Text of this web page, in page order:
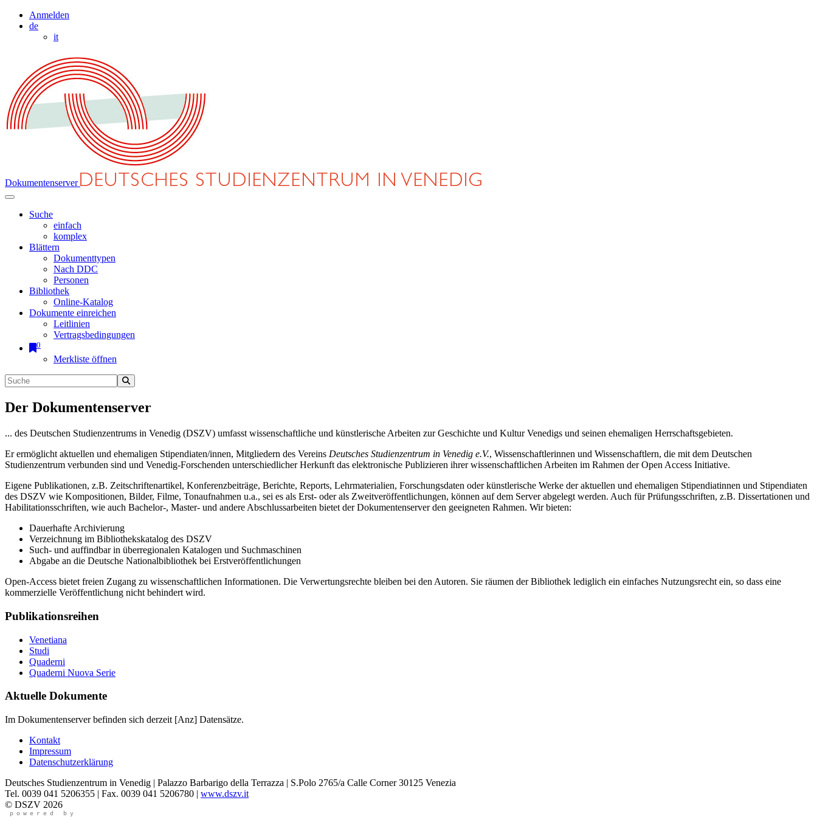
Anmelden
de
it
Dokumentenserver
Suche
einfach
komplex
Blättern
Dokumenttypen
Nach DDC
Personen
Bibliothek
Online-Katalog
Dokumente einreichen
Leitlinien
Vertragsbedingungen
0
Merkliste öffnen
Der Dokumentenserver
... des Deutschen Studienzentrums in Venedig (DSZV) umfasst wissenschaftliche und künstlerische Arbeiten zur Geschichte und Kultur Venedigs und seinen ehemaligen Herrschaftsgebieten.
Er ermöglicht aktuellen und ehemaligen Stipendiaten/innen, Mitgliedern des Vereins Deutsches Studienzentrum in Venedig e.V., Wissenschaftlerinnen und Wissenschaftlern, die mit dem Deutschen
Studienzentrum verbunden sind und Venedig-Forschenden unterschiedlicher Herkunft das elektronische Publizieren ihrer wissenschaftlichen Arbeiten im Rahmen der Open Access Initiative.
Eigene Publikationen, z.B. Zeitschriftenartikel, Konferenzbeiträge, Berichte, Reports, Lehrmaterialien, Forschungsdaten oder künstlerische Werke der aktuellen und ehemaligen Stipendiatinnen und Stipendiaten
des DSZV wie Kompositionen, Bilder, Filme, Tonaufnahmen u.a., sei es als Erst- oder als Zweitveröffentlichungen, können auf dem Server abgelegt werden. Auch für Prüfungsschriften, z.B. Dissertationen und
Habilitationsschriften, wie auch Bachelor-, Master- und andere Abschlussarbeiten bietet der Dokumentenserver den geeigneten Rahmen. Wir bieten:
Dauerhafte Archivierung
Verzeichnung im Bibliothekskatalog des DSZV
Such- und auffindbar in überregionalen Katalogen und Suchmaschinen
Abgabe an die Deutsche Nationalbibliothek bei Erstveröffentlichungen
Open-Access bietet freien Zugang zu wissenschaftlichen Informationen. Die Verwertungsrechte bleiben bei den Autoren. Sie räumen der Bibliothek lediglich ein einfaches Nutzungsrecht ein, so dass eine
kommerzielle Veröffentlichung nicht behindert wird.
Publikationsreihen
Venetiana
Studi
Quaderni
Quaderni Nuova Serie
Aktuelle Dokumente
Im Dokumentenserver befinden sich derzeit [Anz] Datensätze.
Kontakt
Impressum
Datenschutzerklärung
Deutsches Studienzentrum in Venedig | Palazzo Barbarigo della Terrazza | S.Polo 2765/a Calle Corner 30125 Venezia
Tel. 0039 041 5206355 | Fax. 0039 041 5206780 | www.dszv.it
© DSZV 2026